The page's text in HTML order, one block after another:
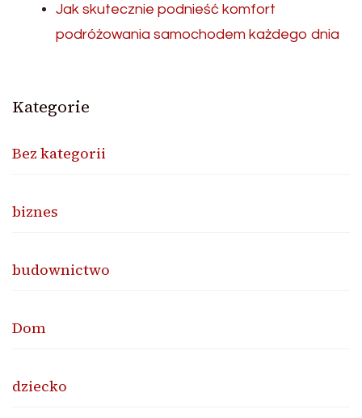
Jak skutecznie podnieść komfort
podróżowania samochodem każdego dnia
Kategorie
Bez kategorii
biznes
budownictwo
Dom
dziecko